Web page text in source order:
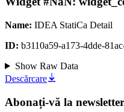
Name: IDEA StatiCa Detail
ID: b3110a59-a173-4dde-
Show Raw Data
Descărcare
Abonați-vă la